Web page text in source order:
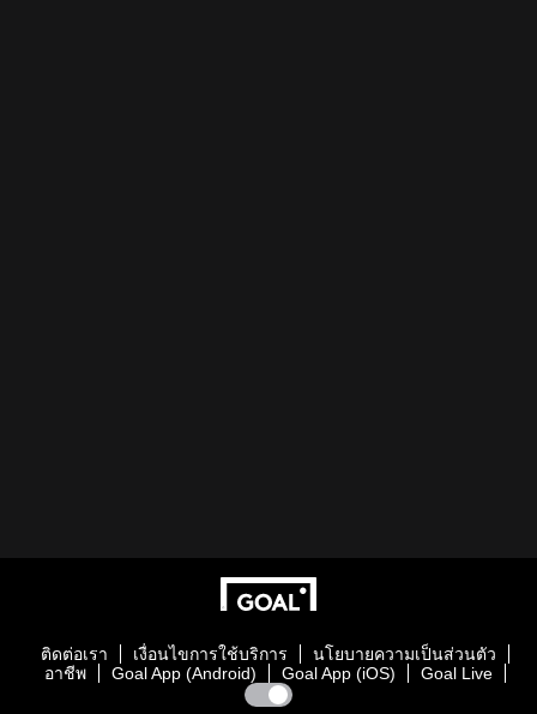
ติดต่อเรา เงื่อนไขการใช้บริการ
นโยบายความเป็นส่วนตัว
อาชีพ
Goal App (Android) Goal App (iOS) Goal Live